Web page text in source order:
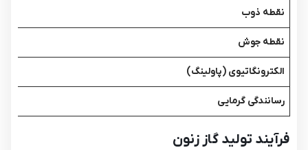
نقطه ذوب
نقطه جوش
الکترونگاتیوی (پاولینگ)
رسانندگی گرمایی
فرآیند تولید گاز زنون